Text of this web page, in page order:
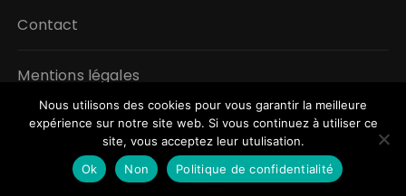
Contact
Mentions légales
Politique de confidentialité
Travailler avec Le Monde de Maya
Nous utilisons des cookies pour vous garantir la meilleure
expérience sur notre site web. Si vous continuez à utiliser ce
site, vous acceptez leur utulisation.
Ok
Non Politique de confidentialité